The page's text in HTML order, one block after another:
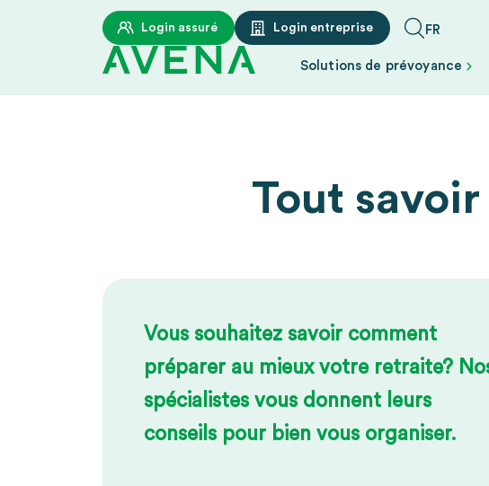
Aller au contenu principal
Login assuré Login entreprise Select
Solutions de prévoyance
Tout
Vous souhaitez savoir comment
préparer au mieux votre retraite?
spécialistes vous donnent leurs
conseils pour bien vous organiser.